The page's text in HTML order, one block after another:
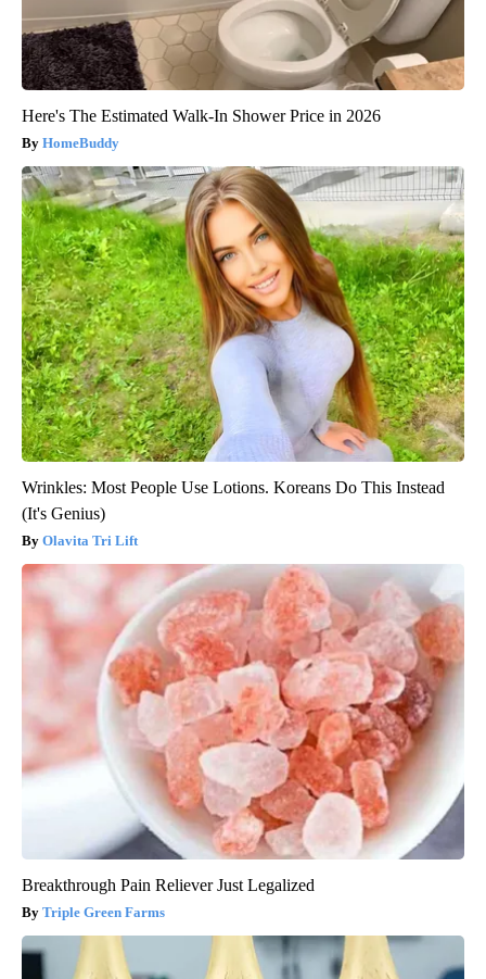
Here's The Estimated Walk-In Shower Price in 2026
HomeBuddy
Wrinkles: Most People Use Lotions. Koreans Do This Instead
(It's Genius)
Olavita Tri Lift
Breakthrough Pain Reliever Just Legalized
Triple Green Farms